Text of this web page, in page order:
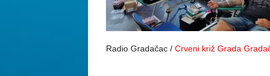
Radio Gradačac / Crveni križ Grada